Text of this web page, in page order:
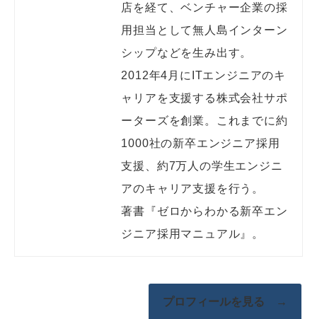
店を経て、ベンチャー企業の採
用担当として無人島インターン
シップなどを生み出す。
2012年4月にITエンジニアのキ
ャリアを支援する株式会社サポ
ーターズを創業。これまでに約
1000社の新卒エンジニア採用
支援、約7万人の学生エンジニ
アのキャリア支援を行う。
著書『ゼロからわかる新卒エン
ジニア採用マニュアル』。
プロフィールを見る →